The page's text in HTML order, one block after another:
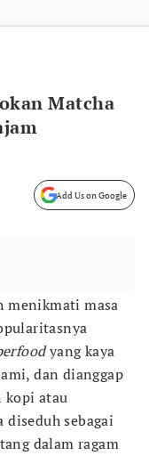
Matcha
Add Us on Google
menikmati masa
yang kaya
dan dianggap
kopi atau
sebagai
dalam ragam